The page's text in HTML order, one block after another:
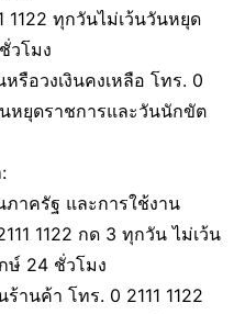
1122 ทุกวันไม่เว้นวันหยุด
วโมง
รือวงเงินคงเหลือ โทร. 0
นหยุดราชการและวันนักขัต
ภาครัฐ และการใช้งาน
1122 กด 3 ทุกวัน ไม่เว้น
ษ์ 24 ชั่วโมง
านค้า โทร. 0 2111 1122